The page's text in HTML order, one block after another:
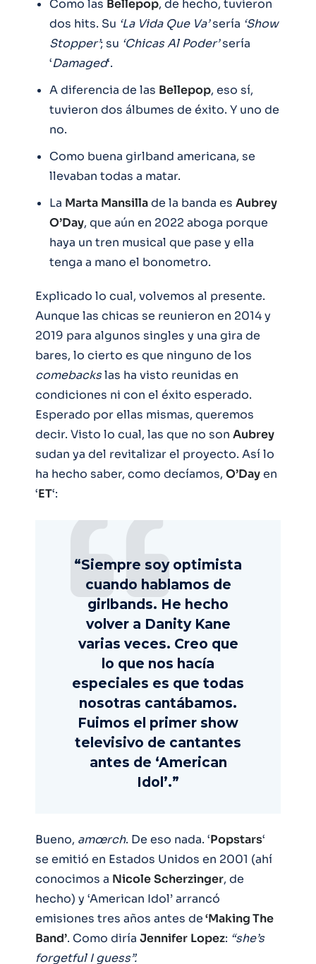
Como las Bellepop, de hecho, tuvieron
dos hits. Su ‘La Vida Que Va’sería ‘Show
Stopper’; su ‘Chicas Al Poder’sería
‘Damaged‘.
A diferencia de las Bellepop, eso sí,
tuvieron dos álbumes de éxito. Y uno de
no.
Como buena girlband americana, se
llevaban todas a matar.
La Marta Mansillade la banda es Aubrey
O’Day, que aún en 2022 aboga porque
haya un tren musical que pase y ella
tenga a mano el bonometro.
Explicado lo cual, volvemos al presente.
Aunque las chicas se reunieron en 2014 y
2019 para algunos singles y una gira de
bares, lo cierto es que ninguno de los
comebackslas ha visto reunidas en
condiciones ni con el éxito esperado.
Esperado por ellas mismas, queremos
decir. Visto lo cual, las que no son Aubrey
sudan ya del revitalizar el proyecto. Así lo
ha hecho saber, como decíamos, O’Dayen
‘ET‘:
“Siempre soy optimista
cuando hablamos de
girlbands. He hecho
volver a Danity Kane
varias veces. Creo que
lo que nos hacía
especiales es que todas
nosotras cantábamos.
Fuimos el primer show
televisivo de cantantes
antes de ‘American
Idol’.”
Bueno, amœrch. De eso nada. ‘Popstars‘
se emitió en Estados Unidos en 2001 (ahí
conocimos a NicoleScherzinger, de
hecho) y ‘American Idol’ arrancó
emisiones tres años antes de‘Making The
Band’. Como diría Jennifer Lopez: “she’s
forgetful I guess”.